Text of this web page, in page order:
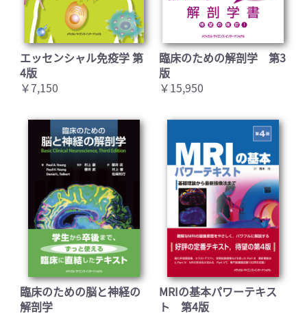
エッセンシャル免疫学 第
4版
￥7,150
臨床のための解剖学 第3
版
￥15,950
臨床のための脳と神経の
解剖学
MRIの基本パワーテキス
ト 第4版